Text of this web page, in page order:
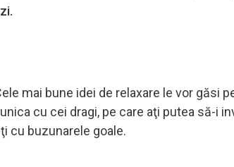
mai bune idei de relaxare le vor găsi
cu cei dragi, pe care aţi putea să-i
cu buzunarele goale.